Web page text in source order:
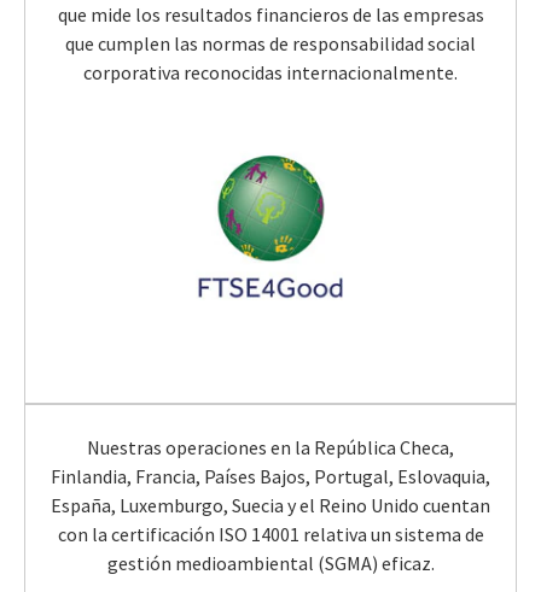
que mide los resultados financieros de las empresas
que cumplen las normas de responsabilidad social
corporativa reconocidas internacionalmente.
Nuestras operaciones en la República Checa,
Finlandia, Francia, Países Bajos, Portugal, Eslovaquia,
España, Luxemburgo, Suecia y el Reino Unido cuentan
con la certificación ISO 14001 relativa un sistema de
gestión medioambiental (SGMA) eficaz.